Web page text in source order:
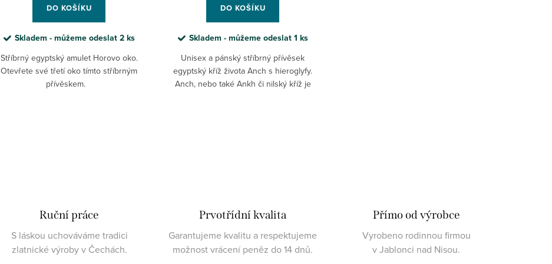
DO KOŠÍKU
Skladem - můžeme odeslat 2 ks
Stříbrný egyptský amulet Horovo oko.
Otevřete své třetí oko tímto stříbrným
přívěskem.
DO KOŠÍKU
Skladem - můžeme odeslat 1 ks
Unisex a pánský stříbrný přívěsek
egyptský kříž života Anch s hieroglyfy.
Anch, nebo také Ankh či nilský kříž je
Ruční práce
S láskou uchováváme tradici
zlatnické výroby v Čechách.
Prvotřídní kvalita
Garantujeme kvalitu a respektujeme
možnost vrácení peněz do 14 dnů.
Přímo od výrobce
Vyrobeno rodinnou firmou
v Jablonci nad Nisou.